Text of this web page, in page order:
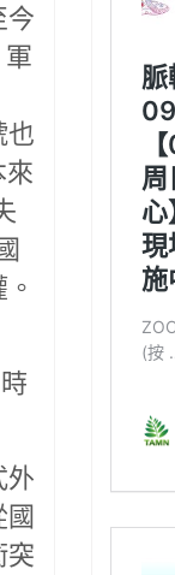
今
軍
也
來
外
國
突